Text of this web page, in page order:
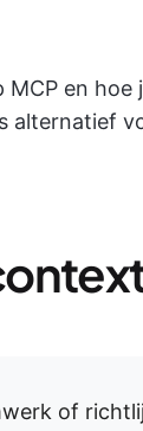
en
alternatief
of